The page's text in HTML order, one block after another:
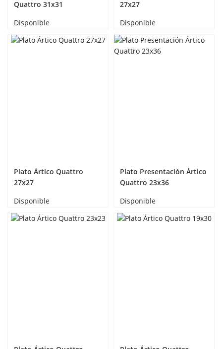
Quattro 31x31
Disponible
27x27
Disponible
Plato Ártico Quattro
27x27
Disponible
Plato Presentación Ártico
Quattro 23x36
Disponible